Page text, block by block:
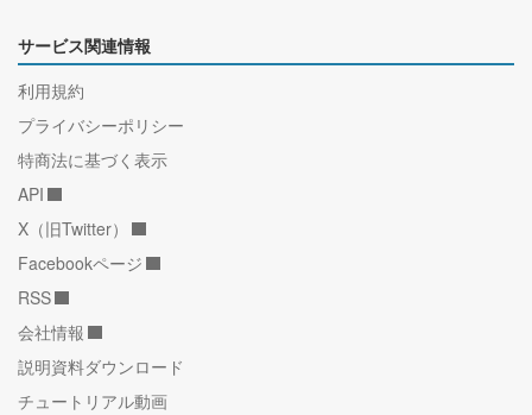
サービス関連情報
利用規約
プライバシーポリシー
特商法に基づく表示
API
X（旧Twitter）
Facebookページ
RSS
会社情報
説明資料ダウンロード
チュートリアル動画